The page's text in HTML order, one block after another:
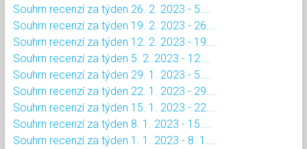
Souhrn recenzí za týden 26. 2. 2023 - 5....
Souhrn recenzí za týden 19. 2. 2023 - 26....
Souhrn recenzí za týden 12. 2. 2023 - 19....
Souhrn recenzí za týden 5. 2. 2023 - 12....
Souhrn recenzí za týden 29. 1. 2023 - 5....
Souhrn recenzí za týden 22. 1. 2023 - 29....
Souhrn recenzí za týden 15. 1. 2023 - 22....
Souhrn recenzí za týden 8. 1. 2023 - 15....
Souhrn recenzí za týden 1. 1. 2023 - 8. 1....